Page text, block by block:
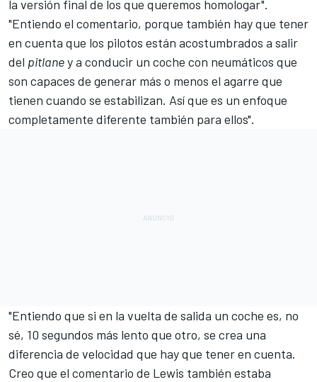
la versión final de los que queremos homologar".
"Entiendo el comentario, porque también hay que tener
en cuenta que los pilotos están acostumbrados a salir
del pitlaney a conducir un coche con neumáticos que
son capaces de generar más o menos el agarre que
tienen cuando se estabilizan. Así que es un enfoque
completamente diferente también para ellos".
"Entiendo que si en la vuelta de salida un coche es, no
sé, 10 segundos más lento que otro, se crea una
diferencia de velocidad que hay que tener en cuenta.
Creo que el comentario de Lewis también estaba